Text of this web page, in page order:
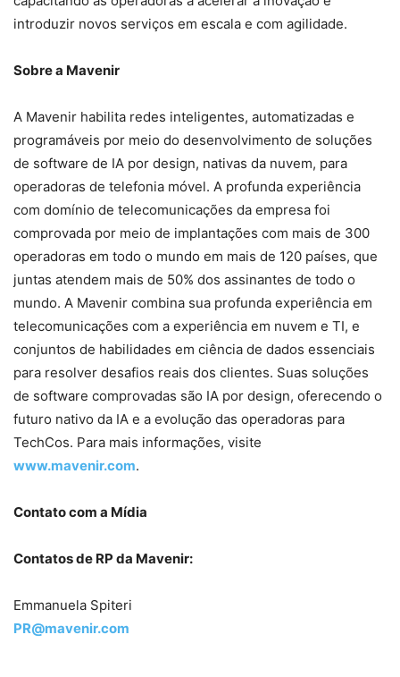
introduzir novos serviços em escala e com agilidade.
Sobre a Mavenir
A Mavenir habilita redes inteligentes, automatizadas e
programáveis por meio do desenvolvimento de soluções
de software de IA por design, nativas da nuvem, para
operadoras de telefonia móvel. A profunda experiência
com domínio de telecomunicações da empresa foi
comprovada por meio de implantações com mais de 300
operadoras em todo o mundo em mais de 120 países, que
juntas atendem mais de 50% dos assinantes de todo o
mundo. A Mavenir combina sua profunda experiência em
telecomunicações com a experiência em nuvem e TI, e
conjuntos de habilidades em ciência de dados essenciais
para resolver desafios reais dos clientes. Suas soluções
de software comprovadas são IA por design, oferecendo o
futuro nativo da IA e a evolução das operadoras para
TechCos. Para mais informações, visite
www.mavenir.com.
Contato com a Mídia
Contatos de RP da Mavenir:
Emmanuela Spiteri
PR@mavenir.com